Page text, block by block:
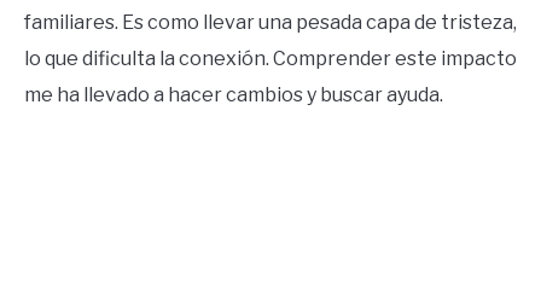
familiares. Es como llevar una pesada capa de tristeza,
lo que dificulta la conexión. Comprender este impacto
me ha llevado a hacer cambios y buscar ayuda.